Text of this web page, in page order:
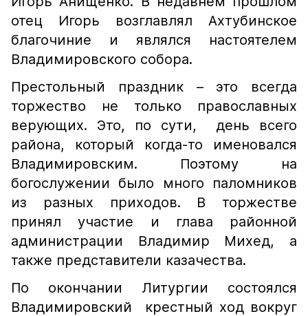
отец Игорь возглавлял Ахтубинское
благочиние и являлся настоятелем
Владимировского собора.
Престольный праздник – это всегда
торжество не только православных
верующих. Это, по сути, день всего
района, который когда-то именовался
Владимировским. Поэтому на
богослужении было много паломников
из разных приходов. В торжестве
принял участие и глава районной
администрации Владимир Михед, а
также представители казачества.
По окончании Литургии состоялся
Владимировский крестный ход вокруг